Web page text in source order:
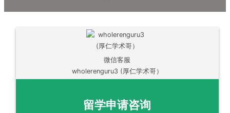
微信客服
wholerenguru3 (厚仁学术哥）
留学申请咨询